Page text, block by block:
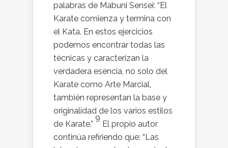
palabras de Mabuni Sensei: “El
Karate comienza y termina con
el Kata. En estos ejercicios
podemos encontrar todas las
técnicas y caracterizan la
verdadera esencia, no solo del
Karate como Arte Marcial,
también representan la base y
originalidad de los varios estilos
de Karate.”
9
El propio autor
continúa refiriendo que: “Las